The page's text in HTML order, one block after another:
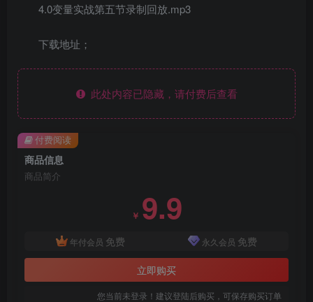
4.0变量实战第五节录制回放.mp3
下载地址；
此处内容已隐藏，请付费后查看
商品信息
商品简介
￥ 9.9
年付会员 免费 永久会员 免费
立即购买
您当前未登录！建议登陆后购买，可保存购买订单
付费阅读